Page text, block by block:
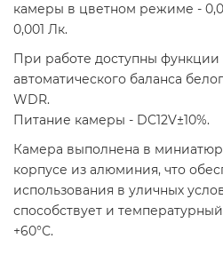
камеры в цветном режиме -
0,001 Лк.
При работе доступны функции
автоматического баланса
WDR.
Питание камеры - DC12V±10%.
Камера выполнена в
корпусе из алюминия, что
использования в уличных
способствует и
+60°С.